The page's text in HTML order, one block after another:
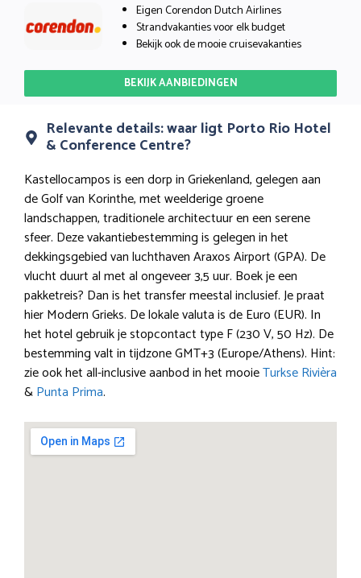
Eigen Corendon Dutch Airlines
Strandvakanties voor elk budget
Bekijk ook de mooie cruisevakanties
BEKIJK AANBIEDINGEN
Relevante details: waar ligt Porto Rio Hotel
& Conference Centre?
Kastellocampos is een dorp in Griekenland, gelegen aan
de Golf van Korinthe, met weelderige groene
landschappen, traditionele architectuur en een serene
sfeer. Deze vakantiebestemming is gelegen in het
dekkingsgebied van luchthaven Araxos Airport (GPA). De
vlucht duurt al met al ongeveer 3,5 uur. Boek je een
pakketreis? Dan is het transfer meestal inclusief. Je praat
hier Modern Grieks. De lokale valuta is de Euro (EUR). In
het hotel gebruik je stopcontact type F (230 V, 50 Hz). De
bestemming valt in tijdzone GMT+3 (Europe/Athens). Hint:
zie ook het all-inclusive aanbod in het mooieTurkse Rivièra
&Punta Prima.